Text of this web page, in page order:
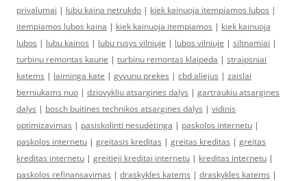
privalumai | lubu kaina netrukdo | kiek kainuoja itempiamos lubos |
itempiamos lubos kaina | kiek kainuoja itempiamos | kiek kainuoja
lubos | lubu kainos | lubu rusys vilniuje | lubos vilniuje | siltnamiai |
turbinu remontas kaune | turbinu remontas klaipeda | straipsniai
katems | laiminga kate | gyvunu prekes | cbd aliejus | zaislai
berniukams nuo | dziovykliu atsargines dalys | gartraukiu atsargines
dalys | bosch buitines technikos atsargines dalys | vidinis
optimizavimas | pasiskolinti nesudėtinga | paskolos internetu |
paskolos internetu | greitasis kreditas | greitas kreditas | greitas
kreditas internetu | greitieji kreditai internetu | kreditas internetu |
paskolos refinansavimas | draskykles katems | draskykles katems |